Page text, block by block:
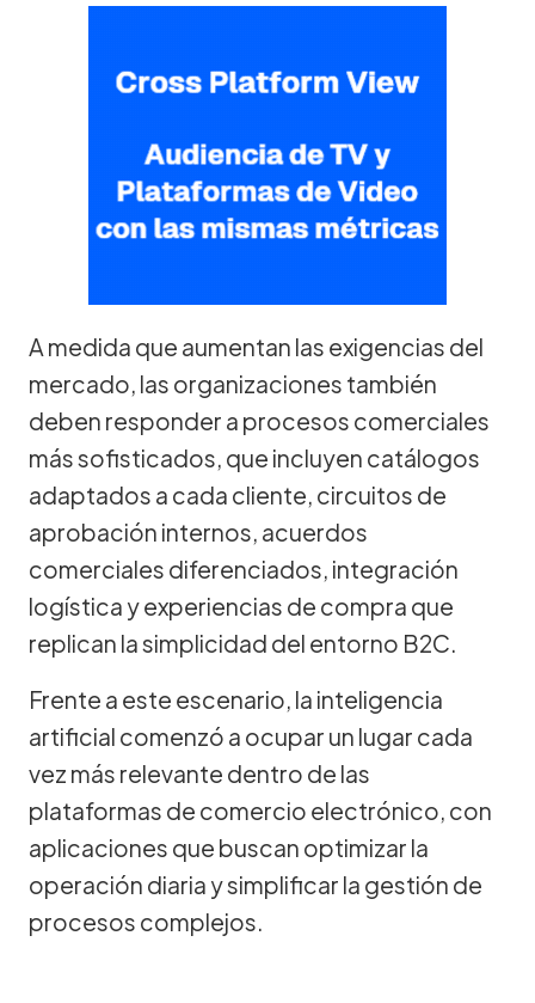
A medida que aumentan las exigencias del
mercado, las organizaciones también
deben responder a procesos comerciales
más sofisticados, que incluyen catálogos
adaptados a cada cliente, circuitos de
aprobación internos, acuerdos
comerciales diferenciados, integración
logística y experiencias de compra que
replican la simplicidad del entorno B2C.
Frente a este escenario, la inteligencia
artificial comenzó a ocupar un lugar cada
vez más relevante dentro de las
plataformas de comercio electrónico, con
aplicaciones que buscan optimizar la
operación diaria y simplificar la gestión de
procesos complejos.